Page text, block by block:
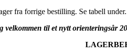
fra forrige bestilling. Se tabell
velkommen til et nytt orienteringsår